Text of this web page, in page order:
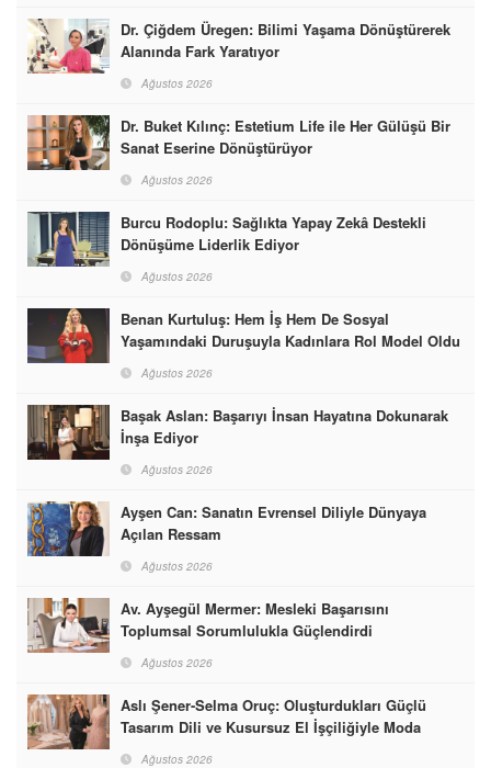
Dr. Çiğdem Üregen: Bilimi Yaşama Dönüştürerek
Alanında Fark Yaratıyor
Ağustos 2026
Dr. Buket Kılınç: Estetium Life ile Her Gülüşü Bir
Sanat Eserine Dönüştürüyor
Ağustos 2026
Burcu Rodoplu: Sağlıkta Yapay Zekâ Destekli
Dönüşüme Liderlik Ediyor
Ağustos 2026
Benan Kurtuluş: Hem İş Hem De Sosyal
Yaşamındaki Duruşuyla Kadınlara Rol Model Oldu
Ağustos 2026
Başak Aslan: Başarıyı İnsan Hayatına Dokunarak
İnşa Ediyor
Ağustos 2026
Ayşen Can: Sanatın Evrensel Diliyle Dünyaya
Açılan Ressam
Ağustos 2026
Av. Ayşegül Mermer: Mesleki Başarısını
Toplumsal Sorumlulukla Güçlendirdi
Ağustos 2026
Aslı Şener-Selma Oruç: Oluşturdukları Güçlü
Tasarım Dili ve Kusursuz El İşçiliğiyle Moda
Dünyasına İmzalarını Attılar
Ağustos 2026